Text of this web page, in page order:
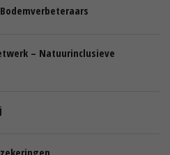
– Natuurinclusieve